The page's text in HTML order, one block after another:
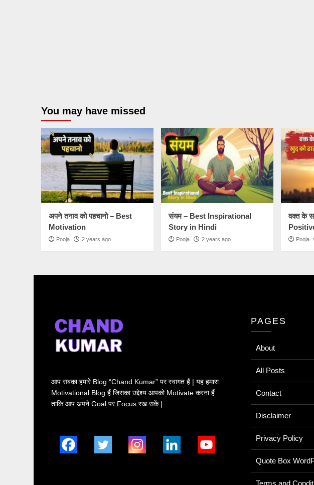
You may have missed
अपने तनाव को पहचानो – Best
Motivation
Pooja 2 years ago
संयम – Best Inspirational
Story in Hindi
Pooja 2 years ago
वक्त के
Pooja
आप सबका हमारे Blog “Chand Kumar” पर स्वागत हैं | यह हमारा
Motivational Blog हैं जिसका उद्देश्य आपको Motivate करना हैं
ताकि आप अपने Goal पर Focus रख सकें |
PAGES
About
All Posts
Contact
Disclaimer
Privacy Policy
Quote Box
Terms and